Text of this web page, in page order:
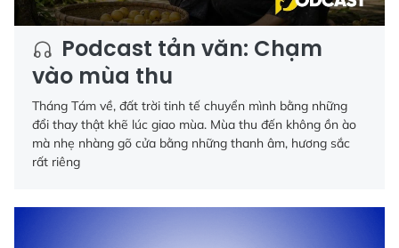
Podcast tản văn: Chạm
vào mùa thu
Tháng Tám về, đất trời tinh tế chuyển mình bằng những
đổi thay thật khẽ lúc giao mùa. Mùa thu đến không ồn ào
mà nhẹ nhàng gõ cửa bằng những thanh âm, hương sắc
rất riêng